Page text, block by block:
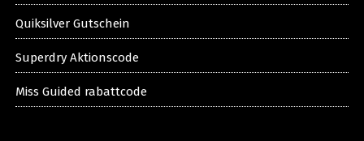
Quiksilver Gutschein
Superdry Aktionscode
Miss Guided rabattcode